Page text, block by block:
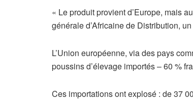
« Le produit provient d’Europe, mais
générale d’Africaine de Distribution,
L’Union européenne, via des pays
poussins d’élevage importés – 60 %
Ces importations ont explosé : de 37